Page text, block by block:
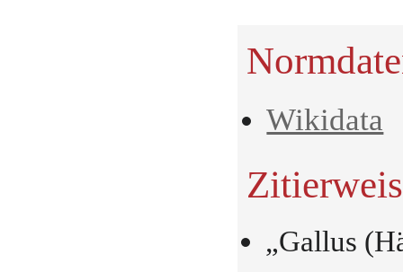
Wikidata
„Gallus